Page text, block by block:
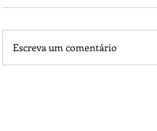
Escreva um comentário